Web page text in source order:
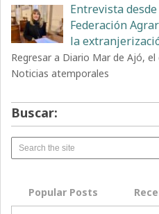
Entrevista
Federación
la
Regresar a Diario Mar de Ajó,
Noticias atemporales
Buscar:
Popular Posts